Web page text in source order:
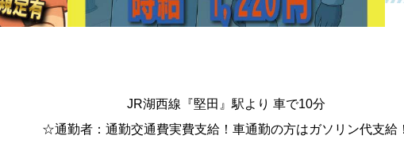
JR湖西線『堅田』駅より 車で10分
☆通勤者：通勤交通費実費支給！車通勤の方はガソリン代支給